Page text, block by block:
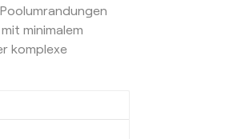
minimalem
komplexe